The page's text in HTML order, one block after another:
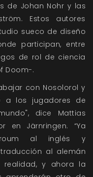
de Johan Nohr y las
Estos autores
sueco de diseño
participan, entre
de rol de ciencia
Doom-.
con Nosolorol y
a los jugadores de
dice Mattias
en Järnringen. “Ya
al inglés y
al alemán
realidad, y ahora la